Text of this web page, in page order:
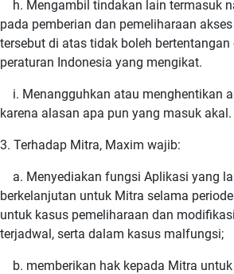
h. Mengambil tindakan lain termasuk
pada pemberian dan pemeliharaan
tersebut di atas tidak boleh
peraturan Indonesia yang mengikat.
i. Menangguhkan atau menghentikan
karena alasan apa pun yang masuk akal.
3. Terhadap Mitra, Maxim wajib:
a. Menyediakan fungsi Aplikasi yang
berkelanjutan untuk Mitra selama
untuk kasus pemeliharaan dan
terjadwal, serta dalam kasus malfungsi;
b. memberikan hak kepada Mitra